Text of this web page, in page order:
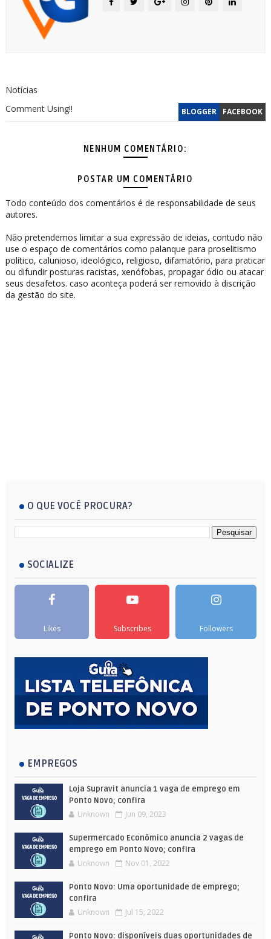
Notícias
BLOGGER FACEBOOK
Comment Using!!
NENHUM COMENTÁRIO:
POSTAR UM COMENTÁRIO
Todo conteúdo dos comentários é de responsabilidade de seus
autores.
Não pretendemos limitar a sua expressão de ideias, contudo não
use o espaço de comentários como palanque para proselitismo
político, calunioso, ideológico, religioso, difamatório, para praticar
ou difundir posturas racistas, xenófobas, propagar ódio ou atacar
seus desafetos. caso aconteça poderá ser removido à discrição
da gestão do site.
O QUE VOCÊ PROCURA?
SOCIALIZE
Likes Subscribes Followers
EMPREGOS
Loja Supravit anuncia 1 vaga de emprego em
Ponto Novo; confira
Unknown Jun 09, 2023
Supermercado Econômico anuncia 2 vagas de
emprego em Ponto Novo; confira
Unknown Nov 01, 2022
Ponto Novo: Uma oportunidade de emprego;
confira
Unknown Jul 15, 2022
Ponto Novo: disponíveis duas oportunidades de